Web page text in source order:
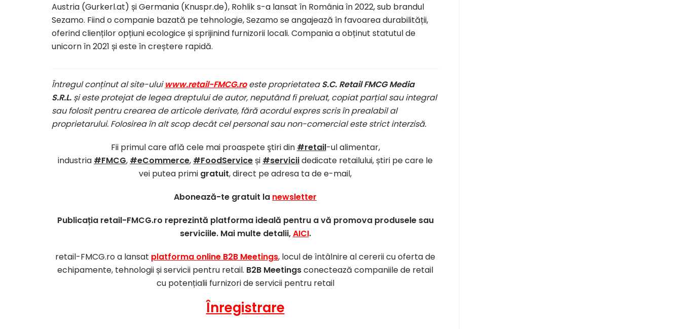
Austria (Gurkerl.at) și Germania (Knuspr.de), Rohlik s-a lansat în România în 2022, sub brandul
Sezamo. Fiind o companie bazată pe tehnologie, Sezamo se angajează în favoarea durabilității,
oferind clienților opțiuni ecologice și sprijinind furnizorii locali. Compania a obținut statutul de
unicorn în 2021 și este în creștere rapidă.
Întregul conținut al site-uluiwww.retail-FMCG.roeste proprietateaS.C. Retail FMCG Media
S.R.L. și este protejat de legea dreptului de autor, neputând fi preluat, copiat parțial sau integral
sau folosit pentru crearea de articole derivate, fără acordul expres scris în prealabil al
proprietarului. Folosirea în alt scop decât cel personal sau non-comercial este strict interzisă.
Fii primul care află cele mai proaspete ştiri din #retail-ul alimentar,
industria #FMCG, #eCommerce, #FoodServiceși #serviciidedicate retailului, știri pe care le
vei putea primi gratuit, direct pe adresa ta de e-mail,
Abonează-te gratuit la newsletter
Publicația retail-FMCG.ro reprezintă platforma ideală pentru a vă promova produsele sau
serviciile. Mai multe detalii,AICI.
retail-FMCG.ro a lansat platforma online B2B Meetings, locul de întâlnire al cererii cu oferta de
echipamente, tehnologii și servicii pentru retail. B2B Meetingsconectează companiile de retail
cu potențialii furnizori de servicii pentru retail
Înregistrare